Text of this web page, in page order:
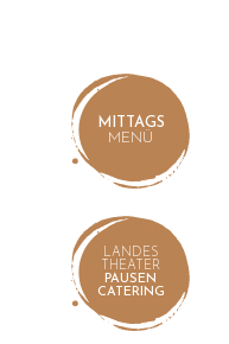
MITTAGS
MENÜ
LANDES
THEATER
PAUSEN
CATERING